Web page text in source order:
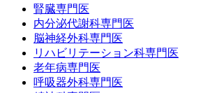
腎臓専門医
内分泌代謝科専門医
脳神経外科専門医
リハビリテーション科専門医
老年病専門医
呼吸器外科専門医